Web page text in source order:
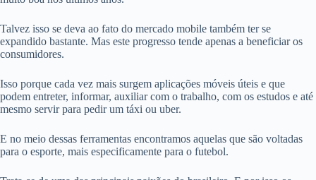
Talvez isso se deva ao fato do mercado mobile também ter se
expandido bastante. Mas este progresso tende apenas a beneficiar os
consumidores.
Isso porque cada vez mais surgem aplicações móveis úteis e que
podem entreter, informar, auxiliar com o trabalho, com os estudos e até
mesmo servir para pedir um táxi ou uber.
E no meio dessas ferramentas encontramos aquelas que são voltadas
para o esporte, mais especificamente para o futebol.